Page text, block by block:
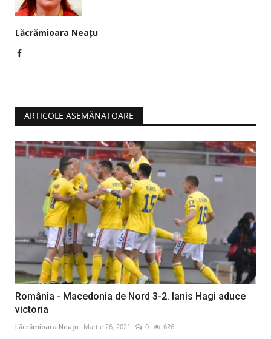
Lăcrămioara Neațu
ARTICOLE ASEMĂNATOARE
România - Macedonia de Nord 3-2. Ianis Hagi aduce
victoria
Lăcrămioara Neațu Martie 26, 2021 0 626